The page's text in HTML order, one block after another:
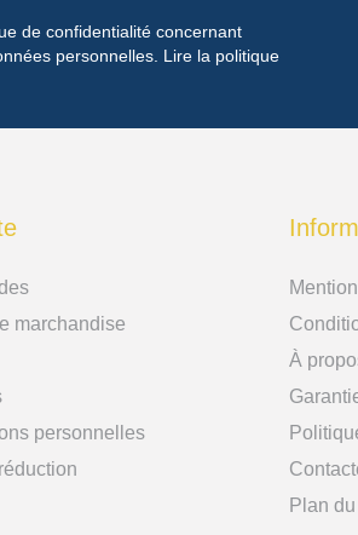
de confidentialité concernant
personnelles. Lire la politique
marchandise
personnelles
À
Plan